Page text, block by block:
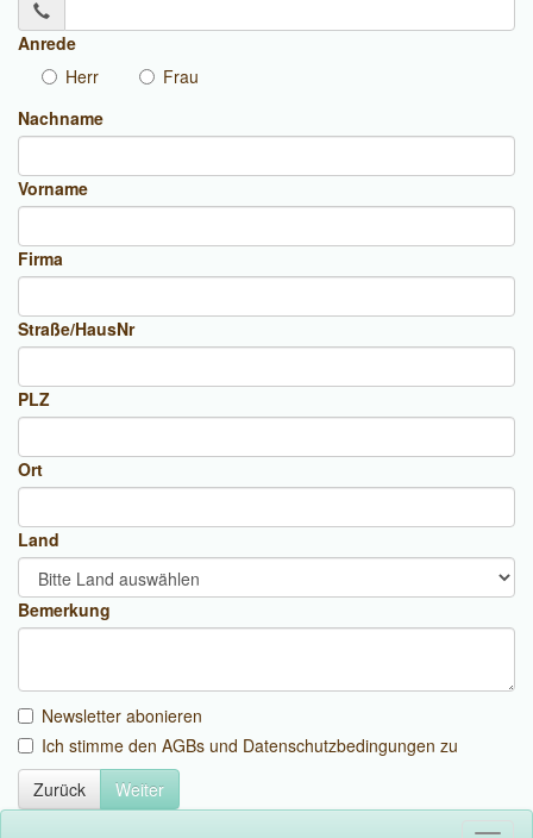
Anrede
Herr
Frau
Nachname
Vorname
Firma
Straße/HausNr
PLZ
Ort
Land
Bemerkung
Newsletter abonieren
Ich stimme den AGBs und Datenschutzbedingungen zu
Zurück